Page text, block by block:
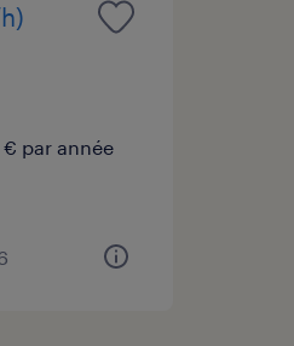
par année